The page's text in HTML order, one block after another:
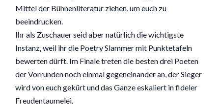
Mittel der Bühnenliteratur ziehen, um euch zu
beeindrucken.
Ihr als Zuschauer seid aber natürlich die wichtigste
Instanz, weil ihr die Poetry Slammer mit Punktetafeln
bewerten dürft. Im Finale treten die besten drei Poeten
der Vorrunden noch einmal gegeneinander an, der Sieger
wird von euch gekürt und das Ganze eskaliert in fideler
Freudentaumelei.